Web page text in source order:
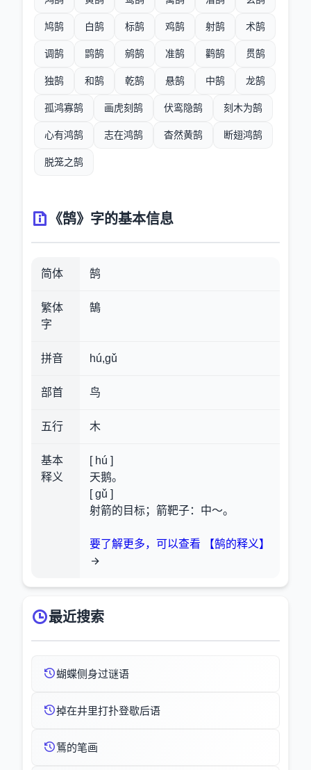
鸠鹄 白鹄 标鹄 鸡鹄 射鹄 术鹄
调鹄 鹍鹄 鹓鹄 准鹄 鹳鹄 贯鹄
独鹄 和鹄 乾鹄 悬鹄 中鹄 龙鹄
孤鸿寡鹄 画虎刻鹄 伏鸾隐鹄 刻木为鹄
心有鸿鹄 志在鸿鹄 杳然黄鹄 断翅鸿鹄
脱笼之鹄
《鹄》字的基本信息
简体 鹄
繁体
字
鵠
拼音 hú,gǔ
部首 鸟
五行 木
基本
释义
[ hú ]
天鹅。
[ gǔ ]
射箭的目标；箭靶子：中～。
要了解更多，可以查看 【鹄的释义】
最近搜索
蝴蝶侧身过谜语
掉在井里打扑登歇后语
鵟的笔画